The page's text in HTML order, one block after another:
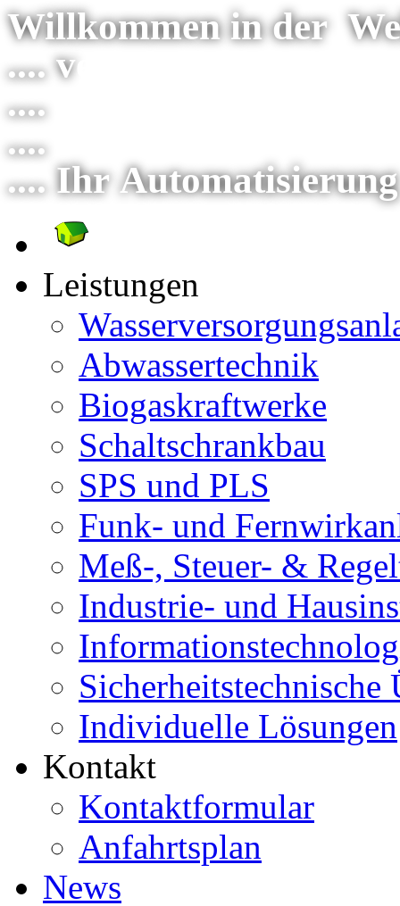
Willkommen in der
.... verlassen Sie sich
....
....
.... Ihr Automatisierung
Leistungen
Abwassertechnik
Biogaskraftwerke
Schaltschrankbau
SPS und PLS
Funk- und
Meß-, Steuer- &
Industrie- und
Sicherheitstechnische
Individuelle Lösungen
Kontakt
Kontaktformular
Anfahrtsplan
News